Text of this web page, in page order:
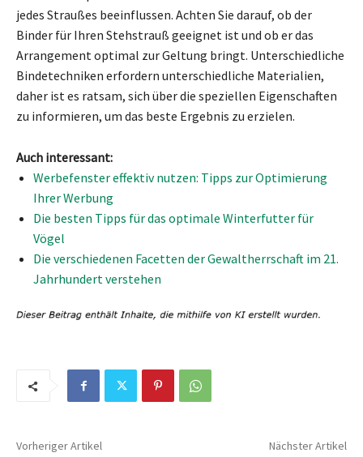
jedes Straußes beeinflussen. Achten Sie darauf, ob der
Binder für Ihren Stehstrauß geeignet ist und ob er das
Arrangement optimal zur Geltung bringt. Unterschiedliche
Bindetechniken erfordern unterschiedliche Materialien,
daher ist es ratsam, sich über die speziellen Eigenschaften
zu informieren, um das beste Ergebnis zu erzielen.
Auch interessant:
Werbefenster effektiv nutzen: Tipps zur Optimierung
Ihrer Werbung
Die besten Tipps für das optimale Winterfutter für
Vögel
Die verschiedenen Facetten der Gewaltherrschaft im 21.
Jahrhundert verstehen
Vorheriger Artikel Nächster Artikel